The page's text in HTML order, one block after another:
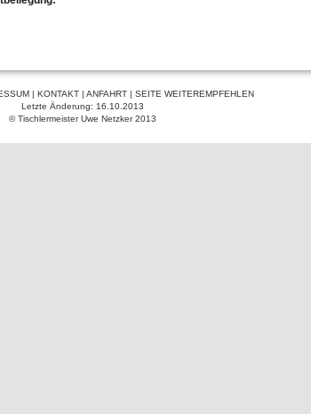
KONTAKT| ANFAHRT| SEITE WEITEREMPFEHLEN
Letzte Änderung: 16.10.2013
© Tischlermeister Uwe Netzker 2013